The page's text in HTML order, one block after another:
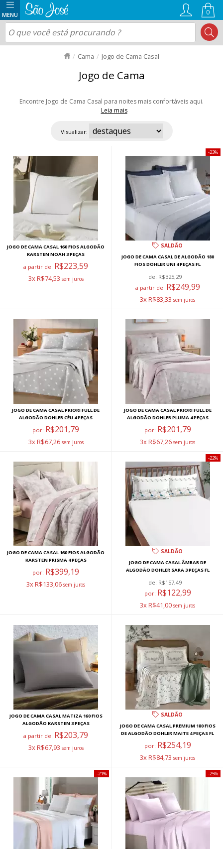
0
Cama Jogo de Cama Casal
Jogo de Cama
Encontre Jogo de Cama Casal para noites mais confortáveis aqui.
Leia mais
quarto com tecidos sofisticados e duráveis. Conforto, elegância e ótimo
acabamento são os destaques. Aproveite nossas ofertas e envio rápido
Visualizar:
JOGO DE CAMA CASAL 160 FIOS ALGODÃO
KARSTEN NOAH 3 PEÇAS
a partir de: R$223,59
3x R$74,53
SALDÃO
JOGO DE CAMA CASAL DE ALGODÃO 180
FIOS DOHLER UNI 4 PEÇAS FL
de: R$325,29
a partir de: R$249,99
3x R$83,33
23%
JOGO DE CAMA CASAL PRIORI FULL DE
ALGODÃO DOHLER CÉU 4 PEÇAS
por: R$201,79
3x R$67,26
JOGO DE CAMA CASAL PRIORI FULL DE
ALGODÃO DOHLER PLUMA 4 PEÇAS
por: R$201,79
3x R$67,26
JOGO DE CAMA CASAL 160 FIOS ALGODÃO
KARSTEN PRISMA 4 PEÇAS
por: R$399,19
3x R$133,06
SALDÃO
JOGO DE CAMA CASAL ÂMBAR DE
ALGODÃO DOHLER SARA 3 PEÇAS FL
de: R$157,49
por: R$122,99
3x R$41,00
22%
JOGO DE CAMA CASAL MATIZA 160 FIOS
ALGODÃO KARSTEN 3 PEÇAS
a partir de: R$203,79
3x R$67,93
SALDÃO
JOGO DE CAMA CASAL PREMIUM 180 FIOS
DE ALGODÃO DOHLER MAITE 4 PEÇAS FL
por: R$254,19
3x R$84,73
21% 25%